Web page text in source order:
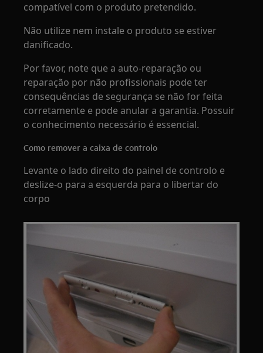
compatível com o produto pretendido.
Não utilize nem instale o produto se estiver
danificado.
Por favor, note que a auto-reparação ou
reparação por não profissionais pode ter
consequências de segurança se não for feita
corretamente e pode anular a garantia. Possuir
o conhecimento necessário é essencial.
Como remover a caixa de controlo
Levante o lado direito do painel de controlo e
deslize-o para a esquerda para o libertar do
corpo